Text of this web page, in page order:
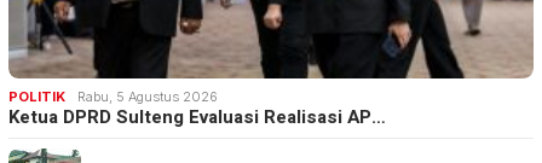
POLITIK Rabu, 5 Agustus 2026
Ketua DPRD Sulteng Evaluasi Realisasi AP…